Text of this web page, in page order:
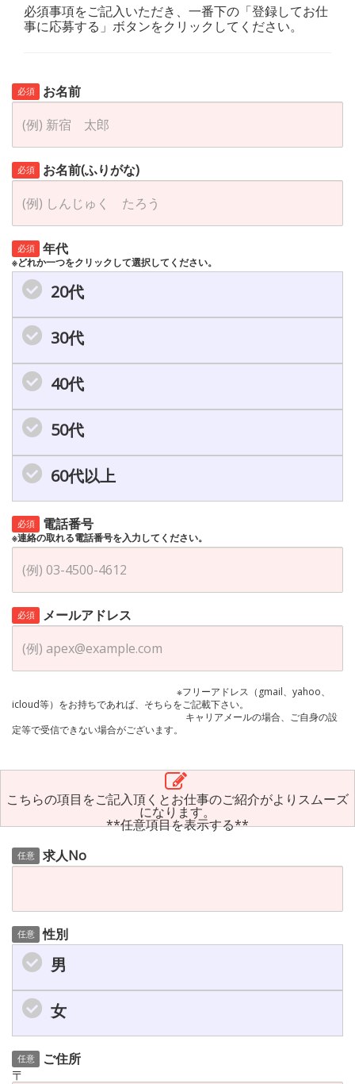
必須事項をご記入いただき、一番下の「登録してお仕
事に応募する」ボタンをクリックしてください。
必須 お名前
必須 お名前(ふりがな)
必須 年代
※どれか一つをクリックして選択してください。
20代
30代
40代
50代
60代以上
必須 電話番号
※連絡の取れる電話番号を入力してください。
必須 メールアドレス
※フリーアドレス（gmail、yahoo、
icloud等）をお持ちであれば、そちらをご記載下さい。
キャリアメールの場合、ご自身の設
定等で受信できない場合がございます。
こちらの項目をご記入頂くとお仕事のご紹介がよりスムーズ
になります。
**任意項目を表示する**
任意 求人No
任意 性別
男
女
任意
ご住所
〒